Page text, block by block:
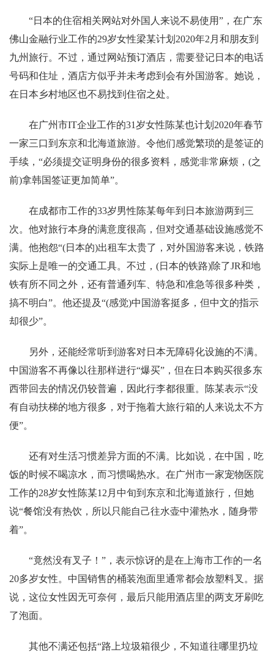
“日本的住宿相关网站对外国人来说不易使用”，在广东
佛山金融行业工作的29岁女性梁某计划2020年2月和朋友到
九州旅行。不过，通过网站预订酒店，需要登记日本的电话
号码和住址，酒店方似乎并未考虑到会有外国游客。她说，
在日本乡村地区也不易找到住宿之处。
在广州市IT企业工作的31岁女性陈某也计划2020年春节
一家三口到东京和北海道旅游。令他们感觉繁琐的是签证的
手续，“必须提交证明身份的很多资料，感觉非常麻烦，(之
前)拿韩国签证更加简单”。
在成都市工作的33岁男性陈某每年到日本旅游两到三
次。他对旅行本身的满意度很高，但对交通基础设施感觉不
满。他抱怨“(日本的)出租车太贵了，对外国游客来说，铁路
实际上是唯一的交通工具。不过，(日本的铁路)除了JR和地
铁有所不同之外，还有普通列车、特急和准急等很多种类，
搞不明白”。他还提及“(感觉)中国游客挺多，但中文的指示
却很少”。
另外，还能经常听到游客对日本无障碍化设施的不满。
中国游客不再像以往那样进行“爆买”，但在日本购买很多东
西带回去的情况仍较普遍，因此行李都很重。陈某表示“没
有自动扶梯的地方很多，对于拖着大旅行箱的人来说太不方
便”。
还有对生活习惯差异方面的不满。比如说，在中国，吃
饭的时候不喝凉水，而习惯喝热水。在广州市一家宠物医院
工作的28岁女性陈某12月中旬到东京和北海道旅行，但她
说“餐馆没有热饮，所以只能自己往水壶中灌热水，随身带
着”。
“竟然没有叉子！”，表示惊讶的是在上海市工作的一名
20多岁女性。中国销售的桶装泡面里通常都会放塑料叉。据
说，这位女性因无可奈何，最后只能用酒店里的两支牙刷吃
了泡面。
其他不满还包括“路上垃圾箱很少，不知道往哪里扔垃